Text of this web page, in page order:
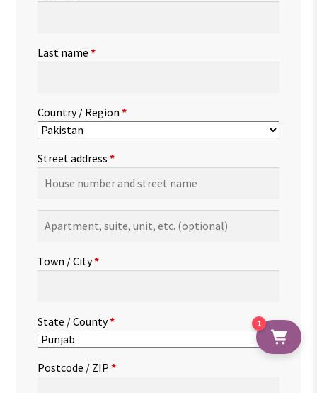
Last name *
Country / Region *
Street address *
suite,
etc.(optional)
Town / City*
State / County*
Postcode / ZIP *
1